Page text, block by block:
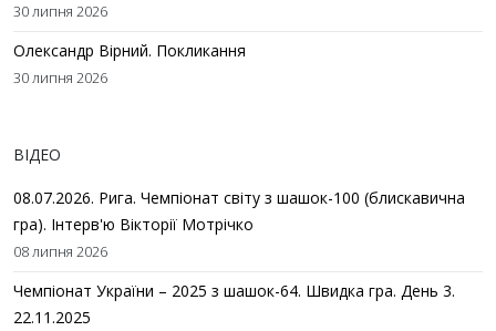
30 липня 2026
Олександр Вірний. Покликання
30 липня 2026
ВІДЕО
08.07.2026. Рига. Чемпіонат світу з шашок-100 (блискавична
гра). Інтерв'ю Вікторії Мотрічко
08 липня 2026
Чемпіонат України – 2025 з шашок-64. Швидка гра. День 3.
22.11.2025